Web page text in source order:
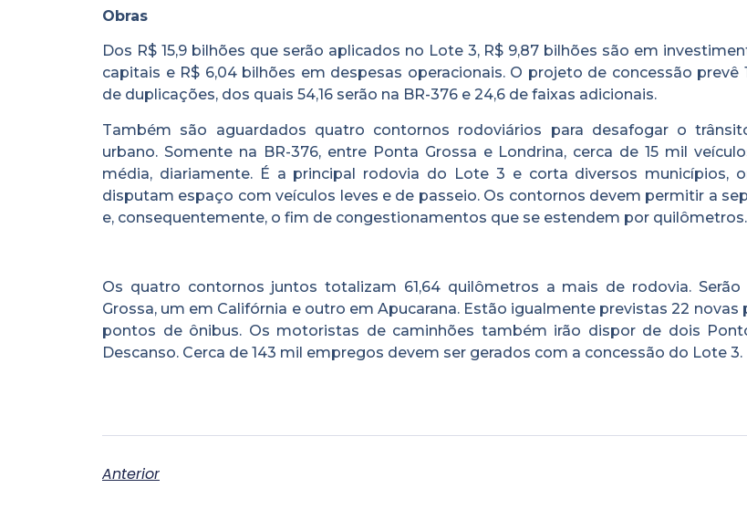
Obras
Dos R$ 15,9 bilhões que serão aplicados no Lote 3, R$ 9,87 bilhões são em
capitais e R$ 6,04 bilhões em despesas operacionais. O projeto de concessão prevê
de duplicações, dos quais 54,16 serão na BR-376 e 24,6 de faixas adicionais.
Também são aguardados quatro contornos rodoviários para desafogar o
urbano. Somente na BR-376, entre Ponta Grossa e Londrina, cerca de 15 mil
média, diariamente. É a principal rodovia do Lote 3 e corta diversos municípios,
disputam espaço com veículos leves e de passeio. Os contornos devem permitir a
e, consequentemente, o fim de congestionamentos que se estendem por quilômetros.
Os quatro contornos juntos totalizam 61,64 quilômetros a mais de rodovia.
Grossa, um em Califórnia e outro em Apucarana. Estão igualmente previstas 22 novas
pontos de ônibus. Os motoristas de caminhões também irão dispor de dois
Descanso. Cerca de 143 mil empregos devem ser gerados com a concessão do Lote 3.
Anterior